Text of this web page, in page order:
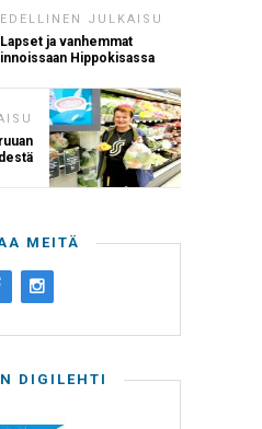
EDELLINEN JULKAISU
Lapset ja vanhemmat
innoissaan Hippokisassa
MEITÄ
DIGILEHTI